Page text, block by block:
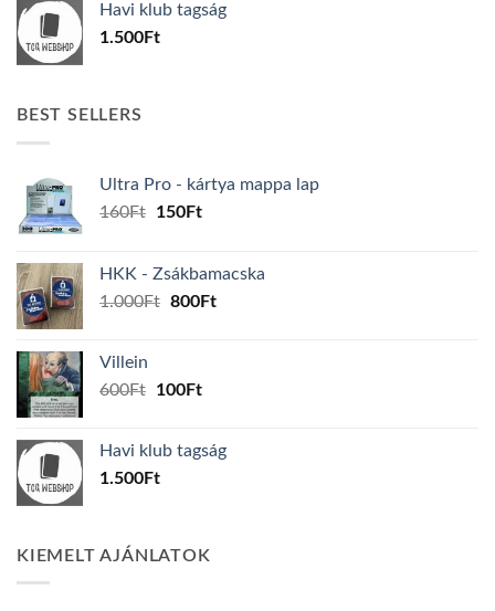
600Ft.100Ft.
Havi klub tagság
1.500Ft
BEST SELLERS
Ultra Pro - kártya mappa lap
160Ft
Original
160Ft.
150FtCurrent
150Ft.
HKK - Zsákbamacska
1.000Ft Original
800FtCurrent
Villein
600Ft
Original
600Ft.
100FtCurrent
100Ft.
Havi klub tagság
1.500Ft
KIEMELT AJÁNLATOK